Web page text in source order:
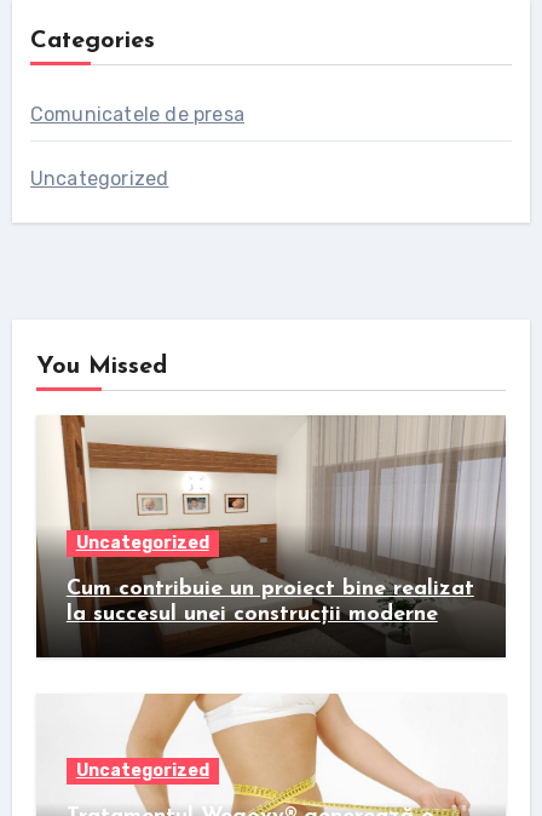
Categories
Comunicatele de presa
Uncategorized
You Missed
Uncategorized
Cum contribuie un proiect bine realizat
la succesul unei construcții moderne
Uncategorized